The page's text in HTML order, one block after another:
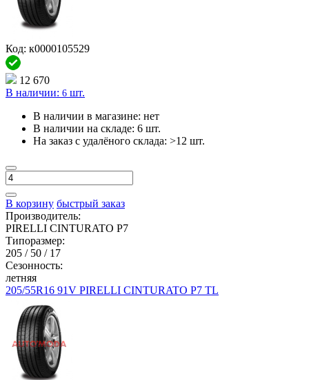
Код: к0000105529
12 670
В наличии: 6 шт.
В наличии в магазине: нет
В наличии на складе: 6 шт.
На заказ с удалёного склада: >12 шт.
В корзину быстрый заказ
Производитель:
PIRELLI CINTURATO P7
Типоразмер:
205 / 50 / 17
Сезонность:
летняя
205/55R16 91V PIRELLI CINTURATO P7 TL